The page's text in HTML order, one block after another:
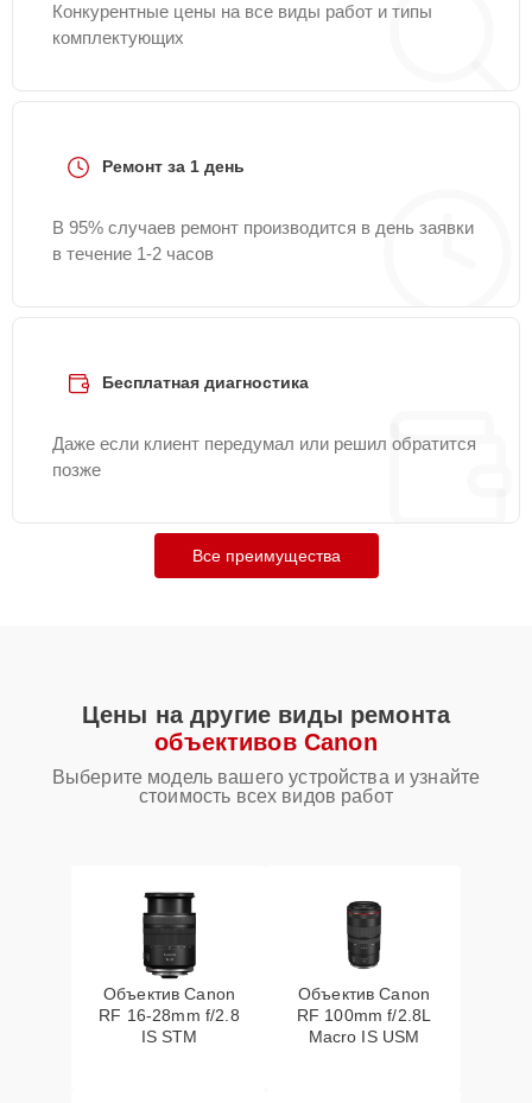
Конкурентные цены на все виды работ и типы
комплектующих
Ремонт за 1 день
В 95% случаев ремонт производится в день заявки
в течение 1-2 часов
Бесплатная диагностика
Даже если клиент передумал или решил обратится
позже
Все преимущества
Цены на другие виды ремонта
объективов Canon
Выберите модель вашего устройства и узнайте
стоимость всех видов работ
Объектив Canon
RF 16‑28mm f/2.8
IS STM
Объектив Canon
RF 100mm f/2.8L
Macro IS USM